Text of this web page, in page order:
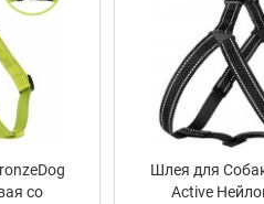
со
Шлея для
Active